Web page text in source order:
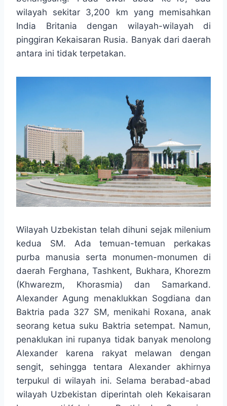
wilayah sekitar 3,200 km yang memisahkan
India Britania dengan wilayah-wilayah di
pinggiran Kekaisaran Rusia. Banyak dari daerah
antara ini tidak terpetakan.
Wilayah Uzbekistan telah dihuni sejak milenium
kedua SM. Ada temuan-temuan perkakas
purba manusia serta monumen-monumen di
daerah Ferghana, Tashkent, Bukhara, Khorezm
(Khwarezm, Khorasmia) dan Samarkand.
Alexander Agung menaklukkan Sogdiana dan
Baktria pada 327 SM, menikahi Roxana, anak
seorang ketua suku Baktria setempat. Namun,
penaklukan ini rupanya tidak banyak menolong
Alexander karena rakyat melawan dengan
sengit, sehingga tentara Alexander akhirnya
terpukul di wilayah ini. Selama berabad-abad
wilayah Uzbekistan diperintah oleh Kekaisaran